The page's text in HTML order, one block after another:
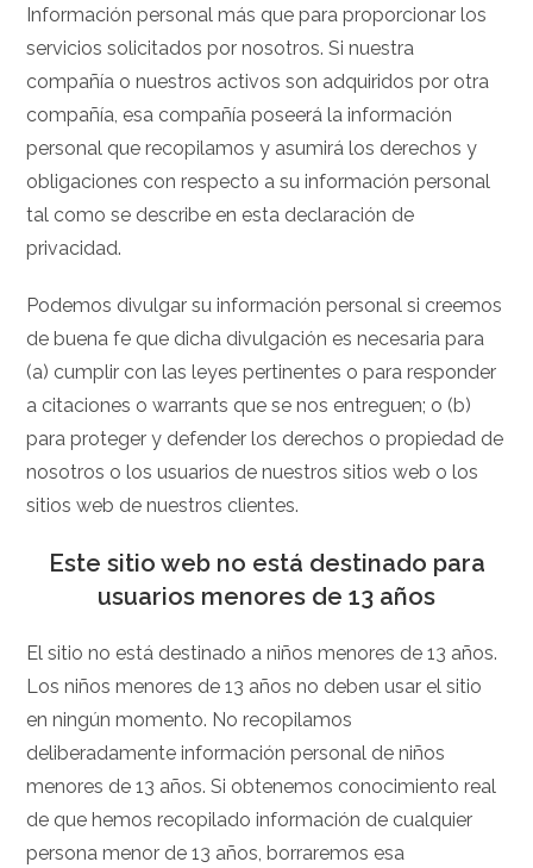
Información personal más que para proporcionar los
servicios solicitados por nosotros. Si nuestra
compañía o nuestros activos son adquiridos por otra
compañía, esa compañía poseerá la información
personal que recopilamos y asumirá los derechos y
obligaciones con respecto a su información personal
tal como se describe en esta declaración de
privacidad.
Podemos divulgar su información personal si creemos
de buena fe que dicha divulgación es necesaria para
(a) cumplir con las leyes pertinentes o para responder
a citaciones o warrants que se nos entreguen; o (b)
para proteger y defender los derechos o propiedad de
nosotros o los usuarios de nuestros sitios web o los
sitios web de nuestros clientes.
Este sitio web no está destinado para
usuarios menores de 13 años
El sitio no está destinado a niños menores de 13 años.
Los niños menores de 13 años no deben usar el sitio
en ningún momento. No recopilamos
deliberadamente información personal de niños
menores de 13 años. Si obtenemos conocimiento real
de que hemos recopilado información de cualquier
persona menor de 13 años, borraremos esa